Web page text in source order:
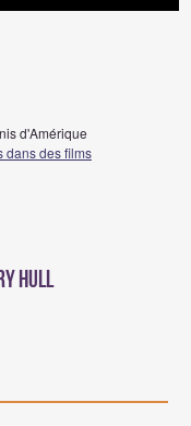
d'Amérique
dans des films
Hull